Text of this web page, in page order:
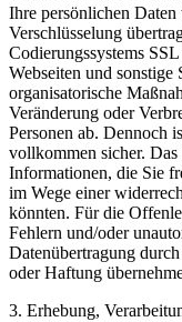
Ihre persönlichen
Verschlüsselung
Codierungssystems
Webseiten und sonstige
organisatorische
Veränderung oder
Personen ab. Dennoch
vollkommen sicher. Das
Informationen, die Sie
im Wege einer
könnten. Für die
Fehlern und/oder
Datenübertragung
oder Haftung
3. Erhebung,